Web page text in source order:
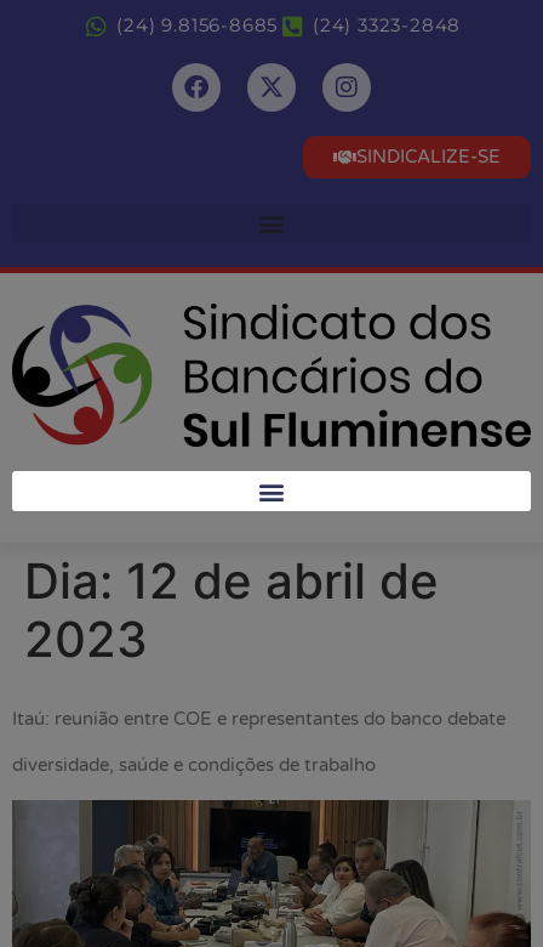
(24) 9.8156-8685 (24) 3323-2848
SINDICALIZE-SE
Dia: 12 de abril de
2023
Itaú: reunião entre COE e representantes do banco debate
diversidade, saúde e condições de trabalho